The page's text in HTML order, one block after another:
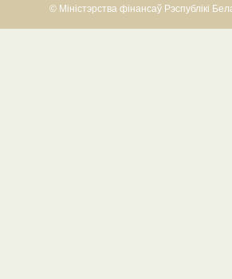
© Міністэрства фінансаў Рэспублікі